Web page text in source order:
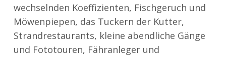
wechselnden Koeffizienten, Fischgeruch und
Möwenpiepen, das Tuckern der Kutter,
Strandrestaurants, kleine abendliche Gänge
und Fototouren, Fähranleger und